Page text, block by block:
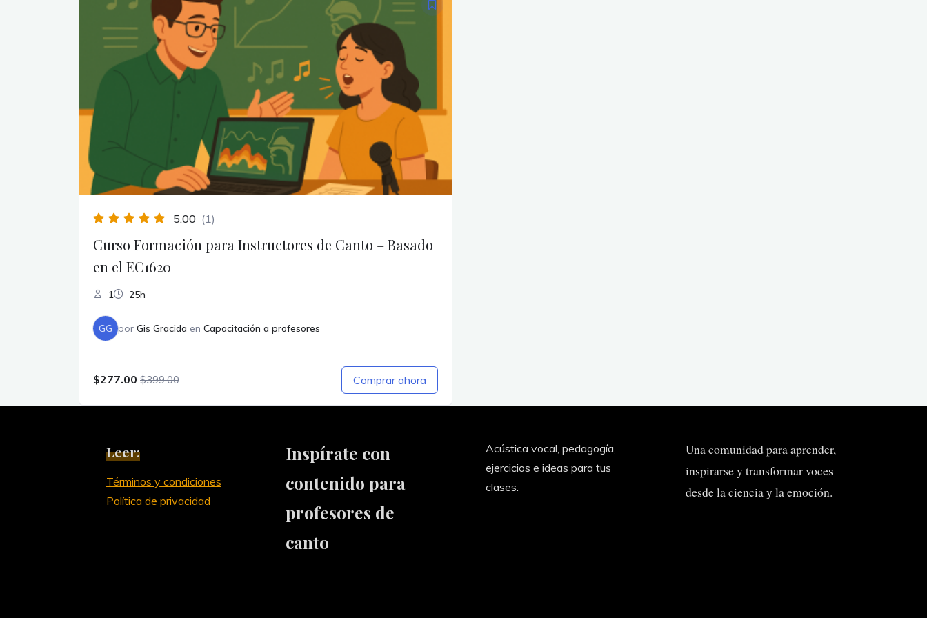
5.00 (1)
Curso Formación para Instructores de Canto – Basado
en el EC1620
1 25h
GG por Gis Gracida en Capacitación a profesores
$277.00 $399.00 Comprar ahora
Leer:
Términos y condiciones
Política de privacidad
Inspírate con
contenido para
profesores de
canto
Acústica vocal, pedagogía,
ejercicios e ideas para tus
clases.
Una comunidad para aprender,
inspirarse y transformar voces
desde la ciencia y la emoción.